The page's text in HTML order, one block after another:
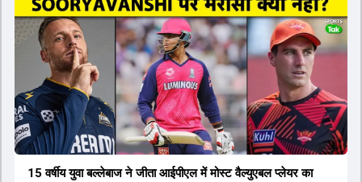
टीम में शामिल किया जाएगा, जबकि अभिषेक शर्मा और संजू सैमसन पहली पसंद
होंगे। इसके अलावा नीतीश रेड्डी को बतौर ऑलराउंडर ज्यादा मौके मिलेंगे। अजीत
अगरकर की अगुवाई वाली चयन समिति और कोच गौतम गंभीर आगामी टी20 वर्ल्ड
कप और 2028 ओलंपिक के लिए लंबी अवधि का विजन लेकर चल रहे हैं।
15 वर्षीय युवा बल्लेबाज ने जीता आईपीएल में मोस्ट वैल्युएबल प्लेयर का